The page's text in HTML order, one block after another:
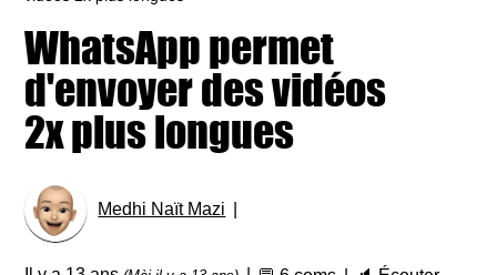
WhatsApp permet
d'envoyer des vidéos
2x plus longues
Medhi Naït Mazi